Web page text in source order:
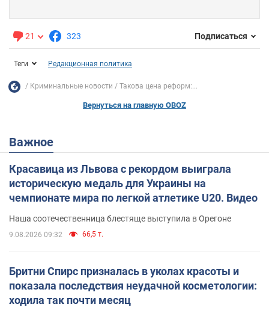
21 323 Подписаться
Теги Редакционная политика
Криминальные новости Такова цена реформ:...
Вернуться на главную OBOZ
Важное
Красавица из Львова с рекордом выиграла
историческую медаль для Украины на
чемпионате мира по легкой атлетике U20. Видео
Наша соотечественница блестяще выступила в Орегоне
9.08.2026 09:32 66,5 т.
Бритни Спирс призналась в уколах красоты и
показала последствия неудачной косметологии:
ходила так почти месяц